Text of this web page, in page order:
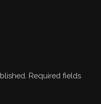
Required fields